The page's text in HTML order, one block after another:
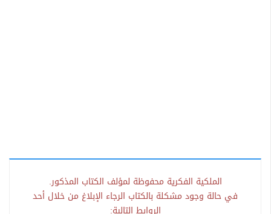
الملكية الفكرية محفوظة لمؤلف الكتاب المذكور.
في حالة وجود مشكلة بالكتاب الرجاء الإبلاغ من خلال أحد